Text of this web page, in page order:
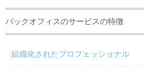
バックオフィスのサービスの特徴
組織化されたプロフェッショナル